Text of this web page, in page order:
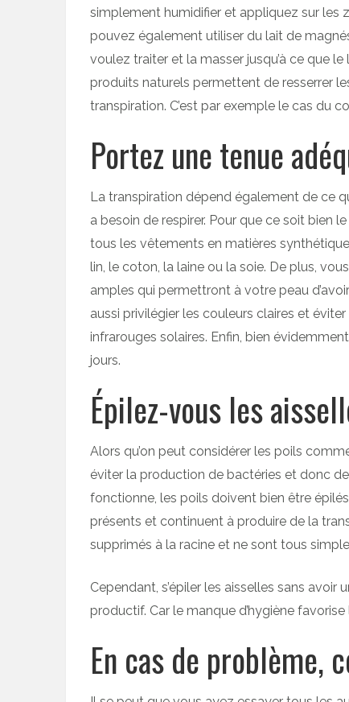
simplement humidifier et appliquez sur les
pouvez également utiliser du lait de
voulez traiter et la masser jusqu’à ce que
produits naturels permettent de resserrer
transpiration. C’est par exemple le cas du
Portez une tenue
La transpiration dépend également de ce
a besoin de respirer. Pour que ce soit bien
tous les vêtements en matières
lin, le coton, la laine ou la soie. De plus,
amples qui permettront à votre peau
aussi privilégier les couleurs claires et
infrarouges solaires. Enfin, bien
jours.
Épilez-vous les
Alors qu’on peut considérer les poils
éviter la production de bactéries et donc
fonctionne, les poils doivent bien être
présents et continuent à produire de la
supprimés à la racine et ne sont tous
Cependant, s’épiler les aisselles sans
productif. Car le manque d’hygiène
En cas de problème,